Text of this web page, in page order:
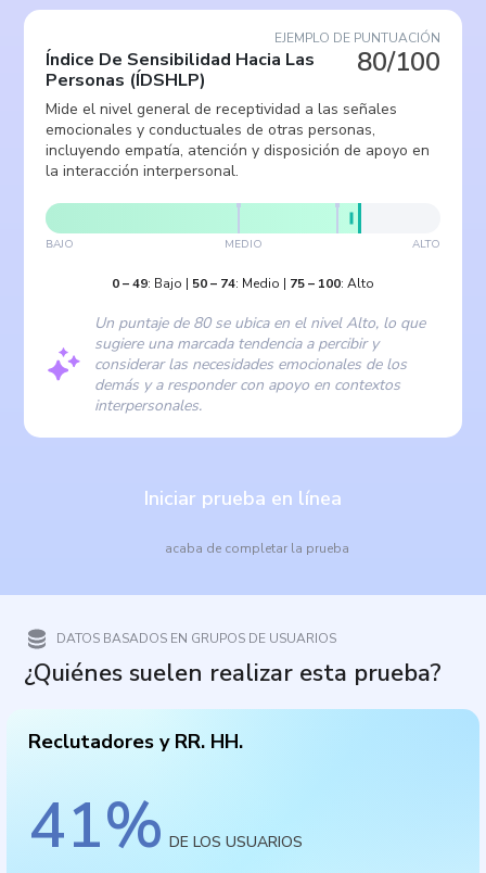
EJEMPLO DE PUNTUACIÓN
80/100
Índice De Sensibilidad Hacia Las
Personas (ÍDSHLP)
Mide el nivel general de receptividad a las señales
emocionales y conductuales de otras personas,
incluyendo empatía, atención y disposición de apoyo en
la interacción interpersonal.
BAJO MEDIO ALTO
0–49: Bajo | 50– 74: Medio | 75– 100: Alto
Un puntaje de 80 se ubica en el nivel Alto, lo que
sugiere una marcada tendencia a percibir y
considerar las necesidades emocionales de los
demás y a responder con apoyo en contextos
interpersonales.
Iniciar prueba en línea
acaba de completar la prueba
DATOS BASADOS EN GRUPOS DE USUARIOS
¿Quiénes suelen realizar esta prueba?
Reclutadores y RR. HH.
41% DE LOS USUARIOS